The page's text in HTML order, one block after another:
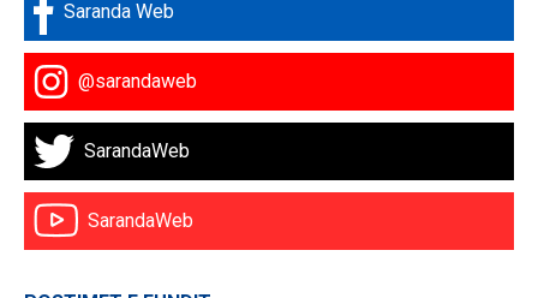
Saranda Web
@sarandaweb
SarandaWeb
SarandaWeb